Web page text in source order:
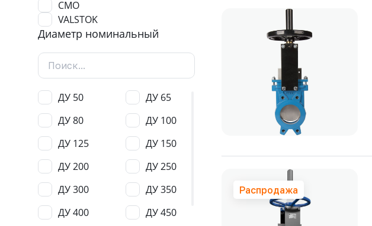
CMO
VALSTOK
Диаметр номинальный
ДУ 50
ДУ 65
ДУ 80
ДУ 100
ДУ 125
ДУ 150
ДУ 200
ДУ 250
ДУ 300
ДУ 350
ДУ 400
ДУ 450
Распродажа